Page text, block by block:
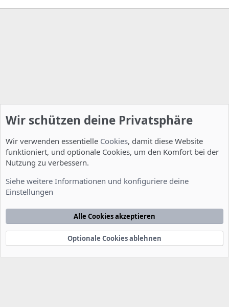
Nutzungsbedingungen Datenschutzerklärung
Startseite
e
Community platform by XenForo® © 2010-2022 XenForo Ltd.
xenDach©2010-2014
Wir schützen deine Privatsphäre
Wir verwenden essentielle Cookies, damit diese Website
funktioniert, und optionale Cookies, um den Komfort bei der
Nutzung zu verbessern.
Siehe weitere Informationen und konfiguriere deine
Einstellungen
Alle Cookies akzeptieren
Optionale Cookies ablehnen